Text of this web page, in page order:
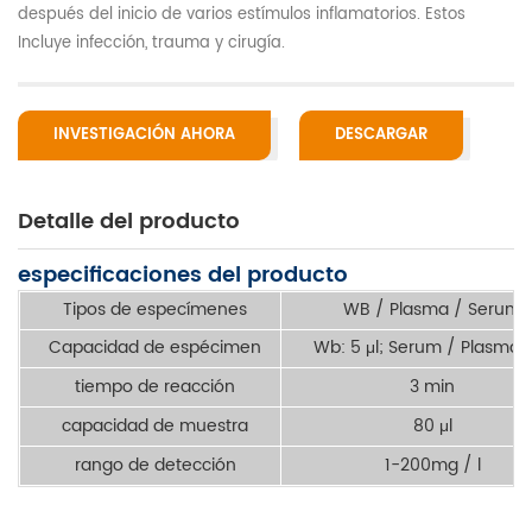
después del inicio de varios estímulos inflamatorios. Estos
Incluye infección, trauma y cirugía.
INVESTIGACIÓN AHORA DESCARGAR
Detalle del producto
especificaciones del producto
Tipos de especímenes
WB / Plasma / Serum
Capacidad de espécimen
Wb: 5 μl; Serum / Plasma:
tiempo de reacción
3 min
capacidad de muestra
80 μl
rango de detección
1-200mg / l